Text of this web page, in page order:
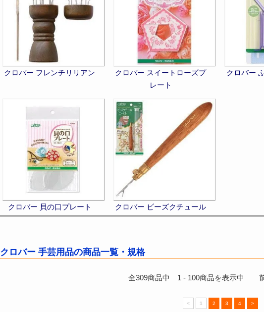
クロバー フレンチリリアン
クロバー スイートローズプ
レート
クロバー
クロバー 貝の口プレート クロバー ビーズクチュール
クロバー 手芸用品の商品一覧・規格
全309商品中 1 - 100商品を表示中 前
< 1 2 3 4 >